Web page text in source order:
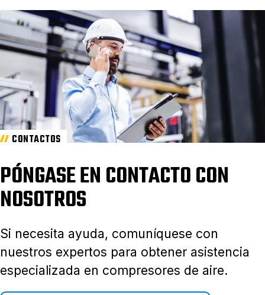
CONTACTOS
PÓNGASE EN CONTACTO CON
NOSOTROS
Si necesita ayuda, comuníquese con
nuestros expertos para obtener asistencia
especializada en compresores de aire.